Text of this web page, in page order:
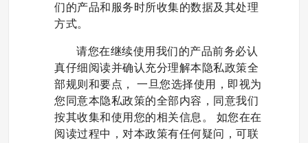
们的产品和服务时所收集的数据及其处理
方式。
请您在继续使用我们的产品前务必认
真仔细阅读并确认充分理解本隐私政策全
部规则和要点， 一旦您选择使用，即视为
您同意本隐私政策的全部内容，同意我们
按其收集和使用您的相关信息。 如您在在
阅读过程中，对本政策有任何疑问，可联